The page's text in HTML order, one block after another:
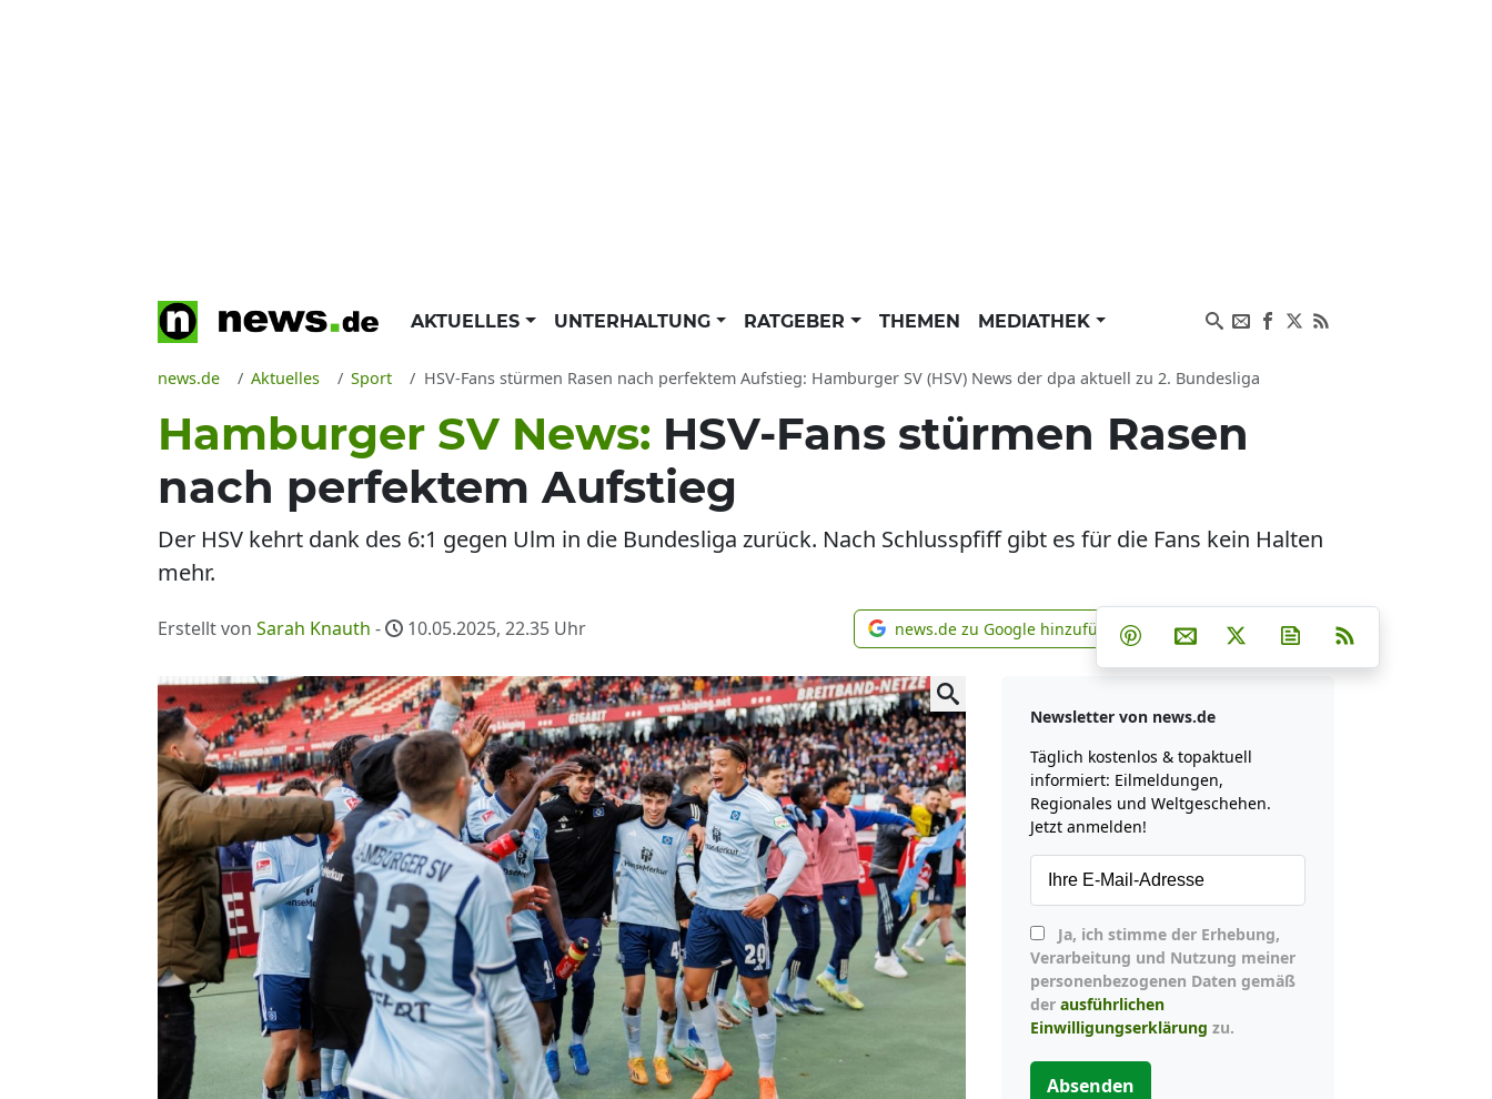
AKTUELLES UNTERHALTUNG RATGEBER THEMEN MEDIATHEK
news.de Aktuelles Sport HSV-Fans stürmen Rasen nach perfektem Aufstieg: Hamburger SV (HSV) News der dpa aktuell zu 2. Bundesliga
Hamburger SV News: HSV-Fans stürmen Rasen
nach perfektem Aufstieg
Der HSV kehrt dank des 6:1 gegen Ulm in die Bundesliga zurück. Nach Schlusspfiff gibt es für die Fans kein Halten
mehr.
Erstellt von Sarah Knauth - 10.05.2025, 22.35 Uhr news.de zu Google hinzufügen
news.de zu Google hinzufügen Teilen auf Facebook
Teilen auf Whatsapp
Teilen auf Telegram
Teilen auf Pinterest
Per E-Mail teilen
Post auf XNewsletter
Newsletter von news.de
Täglich kostenlos & topaktuell
informiert: Eilmeldungen,
Regionales und Weltgeschehen.
Jetzt anmelden!
Verarbeitung und Nutzung meiner
personenbezogenen Daten gemäß
der ausführlichen
Einwilligungserklärung zu.
Absenden